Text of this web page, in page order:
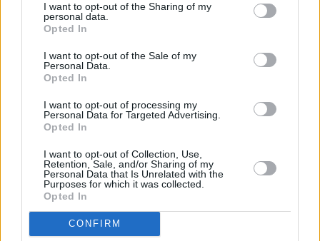
I want to opt-out of the Sharing of my
personal data.
Opted In
I want to opt-out of the Sale of my
Personal Data.
Opted In
I want to opt-out of processing my
Personal Data for Targeted Advertising.
Opted In
I want to opt-out of Collection, Use,
Retention, Sale, and/or Sharing of my
Personal Data that Is Unrelated with the
Purposes for which it was collected.
Opted In
CONFIRM
Pociągiem z Polski do Włoch?!
Nowość od PKP Intercity! |